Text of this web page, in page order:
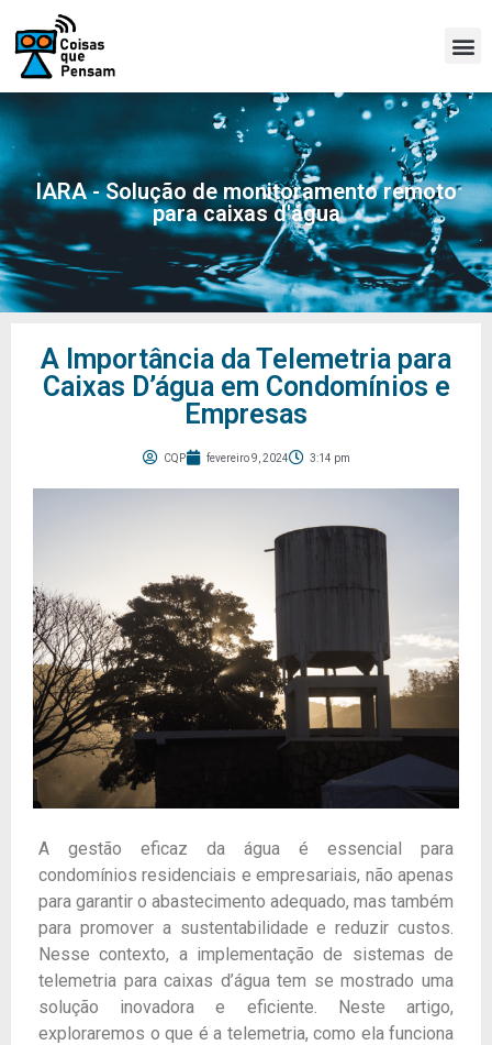
IARA - Solução de monitoramento remoto
para caixas d'água
A Importância da Telemetria para
Caixas D’água em Condomínios e
Empresas
CQP fevereiro 9, 2024 3:14 pm
A gestão eficaz da água é essencial para
condomínios residenciais e empresariais, não apenas
para garantir o abastecimento adequado, mas também
para promover a sustentabilidade e reduzir custos.
Nesse contexto, a implementação de sistemas de
telemetria para caixas d’água tem se mostrado uma
solução inovadora e eficiente. Neste artigo,
exploraremos o que é a telemetria, como ela funciona